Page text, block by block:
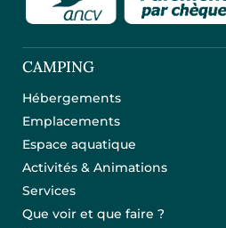
CAMPING
Hébergements
Emplacements
Espace aquatique
Activités & Animations
Services
Que voir et que faire ?